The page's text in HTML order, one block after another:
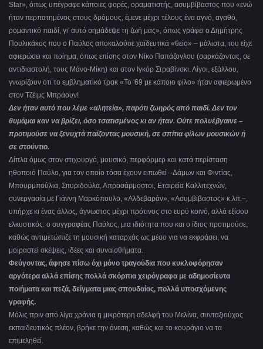
Star», όπως υπέγραφε κάποιες φορές, οραματιστής, ασυμβίβαστος που «ενώ
ήταν περπατημένος στους δρόμους, έμενε μέχρι τέλους ένα αγνό, αγαθό,
ρομαντικό παιδί, γι' αυτό σημάδεψε τη ζωή μας», όπως γράφει ο Δημήτρης
Πουλικάκος που ο Παύλος αποκαλούσε χαϊδευτικά «θείο» ‒ μάλιστα, του είχε
αφιερώσει και ποίημα, όπως επίσης στον Νίκο Παπάζογλου (σαρκάζοντας, σε
αντιδιαστολή, τους Μάνο-Μίκη) και στον Ιγκόρ Στραβίνσκι. Λίγοι, εξάλλου,
γνωρίζουν ότι το εμβληματικό τρακ «Το '69 με κάποιο φίλο» ήταν αφιερωμένο
στον Τζέιμς Μπράουν!
Δεν ήταν αυτό που λέμε «αλητεία», παρότι ζωηρός από παιδί. Δεν τον
θυμάμαι καν να βρίζει, όσο τσατισμένος κι αν ήταν. Ούτε πολυέβγαινε –
προτιμούσε να ξενυχτά παίζοντας μουσική, σε σπίτια φίλων μουσικών ή
σε στούντιο.
Δίπλα όμως στον στιχουργό, μουσικό, περφόρμερ και κατά περίσταση
ηθοποιό Παύλο, για τον οποίο τόσα έχουν ειπωθεί –Δάμων και Φιντίας,
Μπουρμπούλια, Σπυριδούλα, Απροσάρμοστοι, Εταιρεία Καλλιτεχνών,
συνεργασία με Γιάννη Μαρκόπουλο, «Αλδεβαράν», «Ασυμβίβαστος» κ.λπ.‒,
υπήρχε κι ένας άλλος, άγνωστος μέχρι πρότινος στο ευρύ κοινό, αλλά εξίσου
ελκυστικός: ο συγγραφέας Παύλος, μια ιδιότητα που και ο ίδιος προτιμούσε,
καθώς αντιμετώπιζε τη μουσική καταρχάς ως μέσο για να εκφράσει, να
μοιραστεί σκέψεις, ιδέες και συναισθήματα.
Φεύγοντας, άφησε πίσω όχι μόνο τραγούδια που κυκλοφόρησαν
αργότερα αλλά επίσης πολλά σκόρπια χειρόγραφα με αδημοσίευτα
ποιήματα και πεζά, δείγματα μιας σπουδαίας, πολλά υποσχόμενης
γραφής.
Μόλις πριν από λίγα χρόνια η μικρότερη αδελφή του Μελίνα, συνταξιούχος
εκπαιδευτικός πλέον, βρήκε την άνεση, καθώς και το κουράγιο να τα
επιμεληθεί.